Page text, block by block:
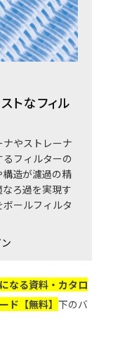
トなフィル
ナやストレーナ
フィルターの
造が濾過の精
ろ過を実現す
ールフィルタ
なる資料・カタロ
ド【無料】 下のバ